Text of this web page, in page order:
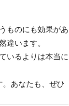
ものにも効果があ
違います。
いるよりは本当に
あなたも、ぜひ